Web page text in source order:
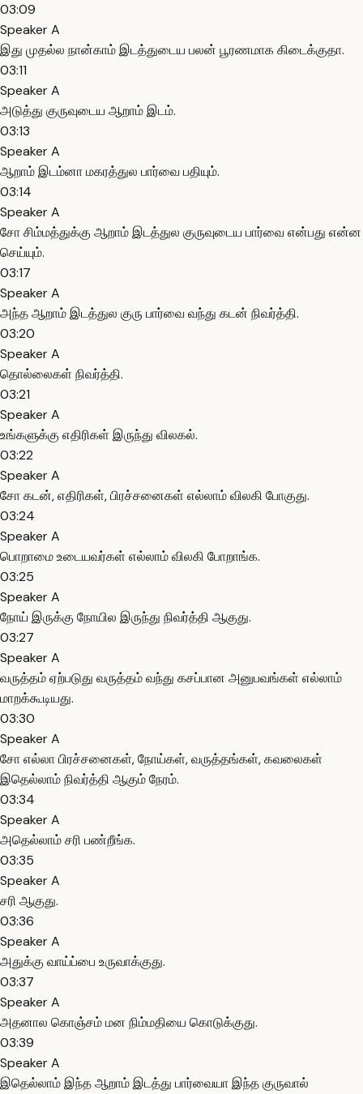
03:09
Speaker A
இது முதல்ல நான்காம் இடத்துடைய பலன் பூரணமாக கிடைக்குதா.
03:11
Speaker A
அடுத்து குருவுடைய ஆறாம் இடம்.
03:13
Speaker A
ஆறாம் இடம்னா மகரத்துல பார்வை பதியும்.
03:14
Speaker A
சோ சிம்மத்துக்கு ஆறாம் இடத்துல குருவுடைய பார்வை என்பது என்ன
செய்யும்.
03:17
Speaker A
அந்த ஆறாம் இடத்துல குரு பார்வை வந்து கடன் நிவர்த்தி.
03:20
Speaker A
தொல்லைகள் நிவர்த்தி.
03:21
Speaker A
உங்களுக்கு எதிரிகள் இருந்து விலகல்.
03:22
Speaker A
சோ கடன், எதிரிகள், பிரச்சனைகள் எல்லாம் விலகி போகுது.
03:24
Speaker A
பொறாமை உடையவர்கள் எல்லாம் விலகி போறாங்க.
03:25
Speaker A
நோய் இருக்கு நோயில இருந்து நிவர்த்தி ஆகுது.
03:27
Speaker A
வருத்தம் ஏற்படுது வருத்தம் வந்து கசப்பான அனுபவங்கள் எல்லாம்
மாறக்கூடியது.
03:30
Speaker A
சோ எல்லா பிரச்சனைகள், நோய்கள், வருத்தங்கள், கவலைகள்
இதெல்லாம் நிவர்த்தி ஆகும் நேரம்.
03:34
Speaker A
அதெல்லாம் சரி பண்றீங்க.
03:35
Speaker A
சரி ஆகுது.
03:36
Speaker A
அதுக்கு வாய்ப்பை உருவாக்குது.
03:37
Speaker A
அதனால கொஞ்சம் மன நிம்மதியை கொடுக்குது.
03:39
Speaker A
இதெல்லாம் இந்த ஆறாம் இடத்து பார்வையா இந்த குருவால்